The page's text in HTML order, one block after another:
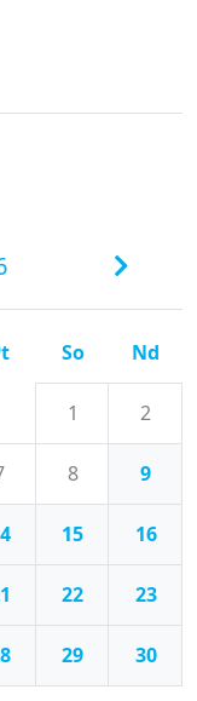
So Nd
1 2
8 9
15 16
22 23
29 30